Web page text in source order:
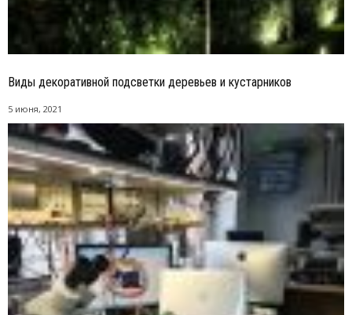
Виды декоративной подсветки деревьев и кустарников
5 июня, 2021